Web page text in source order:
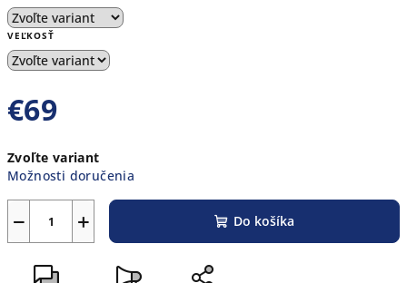
VEĽKOSŤ
€69
cena:
Zvoľte variant
Možnosti doručenia
+
− Do košíka